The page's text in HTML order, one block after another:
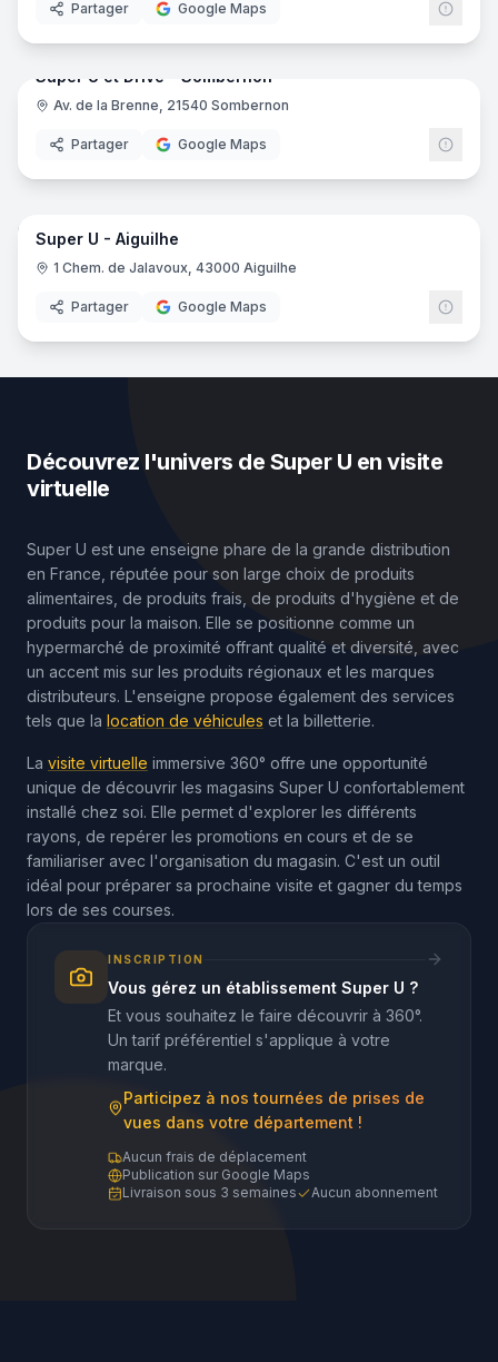
Partager Google Maps
28
Super U et Drive - Sombernon
Av. de la Brenne, 21540 Sombernon
Partager Google Maps
41
Super U - Aiguilhe
1 Chem. de Jalavoux, 43000 Aiguilhe
Partager Google Maps
Découvrez l'univers de Super U en visite
virtuelle
Super U est une enseigne phare de la grande distribution
en France, réputée pour son large choix de produits
alimentaires, de produits frais, de produits d'hygiène et de
produits pour la maison. Elle se positionne comme un
hypermarché de proximité offrant qualité et diversité, avec
un accent mis sur les produits régionaux et les marques
distributeurs. L'enseigne propose également des services
tels que la location de véhicules et la billetterie.
La visite virtuelle immersive 360° offre une opportunité
unique de découvrir les magasins Super U confortablement
installé chez soi. Elle permet d'explorer les différents
rayons, de repérer les promotions en cours et de se
familiariser avec l'organisation du magasin. C'est un outil
idéal pour préparer sa prochaine visite et gagner du temps
lors de ses courses.
INSCRIPTION
Vous gérez un établissement Super U ?
Et vous souhaitez le faire découvrir à 360°.
Un tarif préférentiel s'applique à votre
marque.
Participez à nos tournées de prises de
vues dans votre département !
Aucun frais de déplacement
Publication sur Google Maps
Livraison sous 3 semaines
Aucun abonnement